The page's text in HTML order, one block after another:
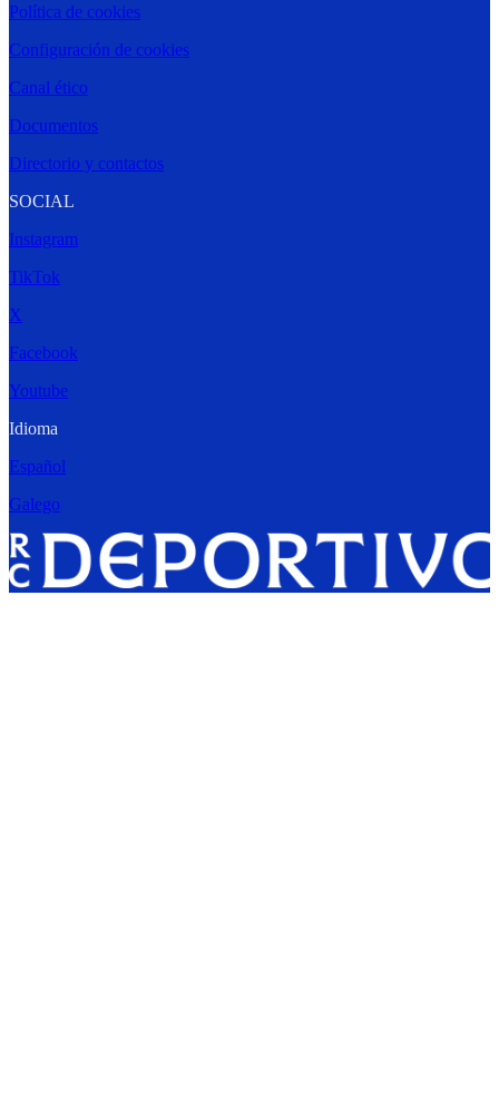
Política de cookies
Configuración de cookies
Canal ético
Documentos
Directorio y contactos
SOCIAL
Instagram
TikTok
X
Facebook
Youtube
Idioma
Español
Galego